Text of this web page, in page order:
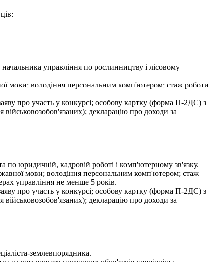
управління по рослинництву і лісовому
мови; володіння персональним комп'ютером; стаж роботи
про участь у конкурсі; особову картку (форма П-2ДС) з
військовозобов'язаних); декларацію про доходи за
по юридичній, кадровій роботі і комп'ютерному зв'язку.
мови; володіння персональним комп'ютером; стаж
управління не менше 5 років.
про участь у конкурсі; особову картку (форма П-2ДС) з
військовозобов'язаних); декларацію про доходи за
землевпорядника.